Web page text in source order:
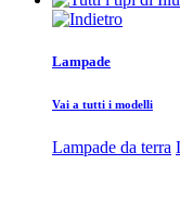
Lampade
Vai a tutti i modelli
Lampade da terra